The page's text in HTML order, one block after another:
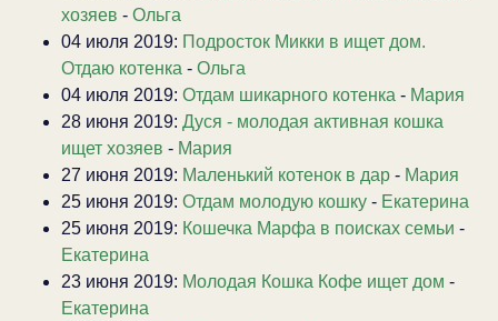
хозяев - Ольга
04 июля 2019: Подросток Микки в ищет дом.
Отдаю котенка - Ольга
04 июля 2019: Отдам шикарного котенка - Мария
28 июня 2019: Дуся - молодая активная кошка
ищет хозяев - Мария
27 июня 2019: Маленький котенок в дар - Мария
25 июня 2019: Отдам молодую кошку - Екатерина
25 июня 2019: Кошечка Марфа в поисках семьи -
Екатерина
23 июня 2019: Молодая Кошка Кофе ищет дом -
Екатерина